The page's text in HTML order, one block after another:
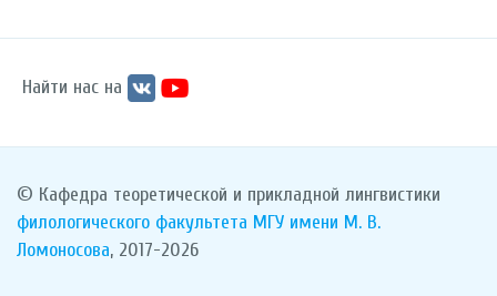
Найти нас на
© Кафедра теоретической и прикладной лингвистики
филологического факультета МГУ имени М. В.
Ломоносова, 2017-2026